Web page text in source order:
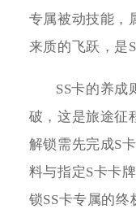
专属被动技能，
来质的飞跃，是
SS卡的养成
破，这是旅途征
解锁需先完成S
料与指定S卡卡
锁SS卡专属的